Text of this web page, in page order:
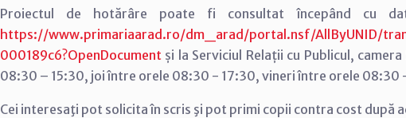
Proiectul de hotărâre poate fi consultat începând cu
https://www.primariaarad.ro/dm_arad/portal.nsf/AllByUNID/
000189c6?OpenDocument și la Serviciul Relații cu Publicul,
08:30 – 15:30, joi între orele 08:30 - 17:30, vineri între orele 08:30
Cei interesaţi pot solicita în scris şi pot primi copii contra cost după